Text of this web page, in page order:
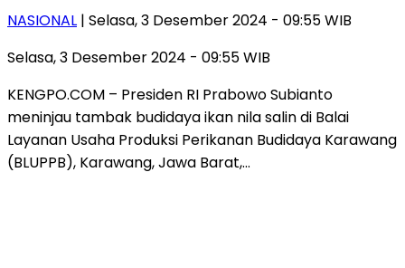
NASIONAL | Selasa, 3 Desember 2024 - 09:55 WIB
Selasa, 3 Desember 2024 - 09:55 WIB
KENGPO.COM – Presiden RI Prabowo Subianto
meninjau tambak budidaya ikan nila salin di Balai
Layanan Usaha Produksi Perikanan Budidaya Karawang
(BLUPPB), Karawang, Jawa Barat,…